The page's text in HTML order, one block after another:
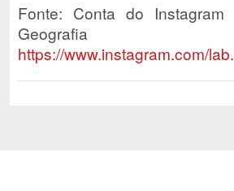
Fonte: Conta do
Geografia
https://www.instagram.com/